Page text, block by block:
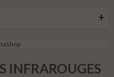
INFRAROUGES